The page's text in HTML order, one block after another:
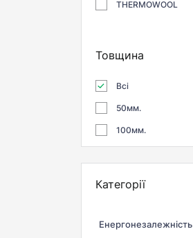
THERMOWOOL
Товщина
Всі
50мм.
100мм.
Категорії
Енергонезалежність